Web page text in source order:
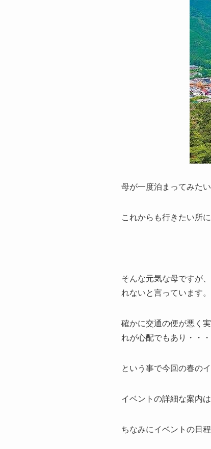
母が一度泊まってみた
これからも行きたい所
そんな元気な母ですが
れないと言っています。
確かに交通の便が悪く
れが心配でもあり・・・
という事で今回の春の
イベントの詳細な案内
ちなみにイベントの日